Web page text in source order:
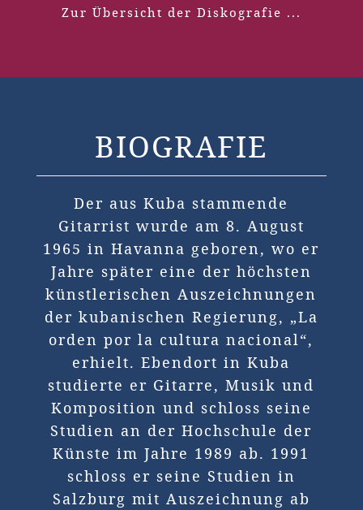
Zur Übersicht der Diskografie ...
BIOGRAFIE
Der aus Kuba stammende
Gitarrist wurde am 8. August
1965 in Havanna geboren, wo er
Jahre später eine der höchsten
künstlerischen Auszeichnungen
der kubanischen Regierung, „La
orden por la cultura nacional“,
erhielt. Ebendort in Kuba
studierte er Gitarre, Musik und
Komposition und schloss seine
Studien an der Hochschule der
Künste im Jahre 1989 ab. 1991
schloss er seine Studien in
Salzburg mit Auszeichnung ab